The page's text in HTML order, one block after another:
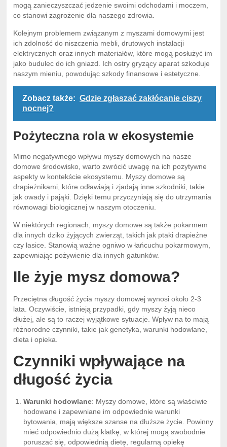
mogą zanieczyszczać jedzenie swoimi odchodami i moczem,
co stanowi zagrożenie dla naszego zdrowia.
Kolejnym problemem związanym z myszami domowymi jest
ich zdolność do niszczenia mebli, drutowych instalacji
elektrycznych oraz innych materiałów, które mogą posłużyć im
jako budulec do ich gniazd. Ich ostry gryzący aparat szkoduje
naszym mieniu, powodując szkody finansowe i estetyczne.
Zobacz także: Gdzie zgłaszać zakłócanie ciszy
nocnej?
Pożyteczna rola w ekosystemie
Mimo negatywnego wpływu myszy domowych na nasze
domowe środowisko, warto zwrócić uwagę na ich pozytywne
aspekty w kontekście ekosystemu. Myszy domowe są
drapieżnikami, które odławiają i zjadają inne szkodniki, takie
jak owady i pająki. Dzięki temu przyczyniają się do utrzymania
równowagi biologicznej w naszym otoczeniu.
W niektórych regionach, myszy domowe są także pokarmem
dla innych dziko żyjących zwierząt, takich jak ptaki drapieżne
czy łasice. Stanowią ważne ogniwo w łańcuchu pokarmowym,
zapewniając pożywienie dla innych gatunków.
Ile żyje mysz domowa?
Przeciętna długość życia myszy domowej wynosi około 2-3
lata. Oczywiście, istnieją przypadki, gdy myszy żyją nieco
dłużej, ale są to raczej wyjątkowe sytuacje. Wpływ na to mają
różnorodne czynniki, takie jak genetyka, warunki hodowlane,
dieta i opieka.
Czynniki wpływające na
długość życia
Warunki hodowlane: Myszy domowe, które są właściwie
hodowane i zapewniane im odpowiednie warunki
bytowania, mają większe szanse na dłuższe życie. Powinny
mieć odpowiednio dużą klatkę, w której mogą swobodnie
poruszać się, odpowiednią dietę, regularną opiekę